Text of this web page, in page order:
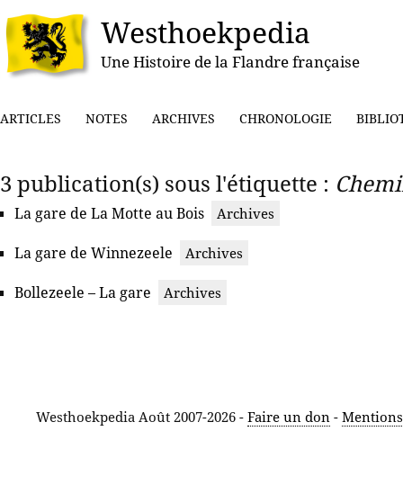
Westhoekpedia
Une Histoire de la Flandre française
ARTICLES NOTES ARCHIVES CHRONOLOGIE
3 publication(s) sous l'étiquette :
La gare de La Motte au Bois Archives
La gare de Winnezeele Archives
Bollezeele – La gare Archives
Westhoekpedia Août 2007-2026 - Faire un don-